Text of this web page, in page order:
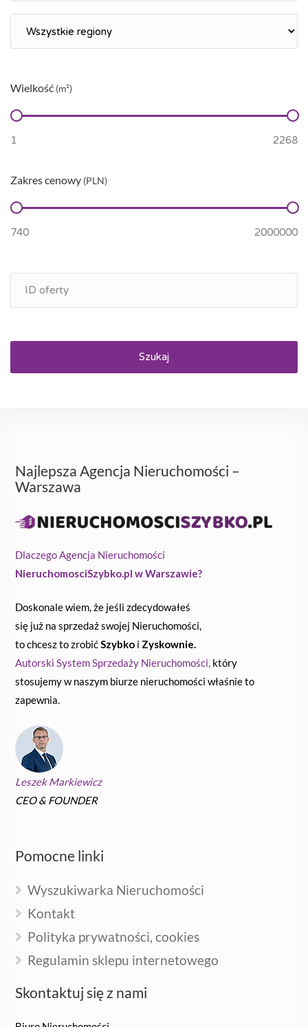
Wielkość (m²)
Zakres cenowy (PLN)
Szukaj
Najlepsza Agencja Nieruchomości –
Warszawa
Dlaczego Agencja Nieruchomości
NieruchomosciSzybko.pl w Warszawie?
Doskonale wiem, że jeśli zdecydowałeś
się już na sprzedaż swojej Nieruchomości,
to chcesz to zrobićSzybko i Zyskownie.
Autorski System Sprzedaży Nieruchomości, który
stosujemy w naszym biurze nieruchomości właśnie to
zapewnia.
Leszek Markiewicz
CEO & FOUNDER
Pomocne linki
Wyszukiwarka Nieruchomości
Kontakt
Polityka prywatności, cookies
Regulamin sklepu internetowego
Skontaktuj się z nami